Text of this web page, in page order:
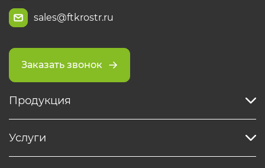
sales@ftkrostr.ru
Заказать звонок
Продукция
Услуги